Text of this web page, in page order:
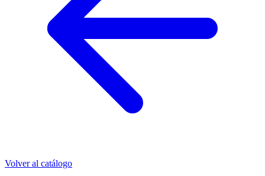
Volver al catálogo